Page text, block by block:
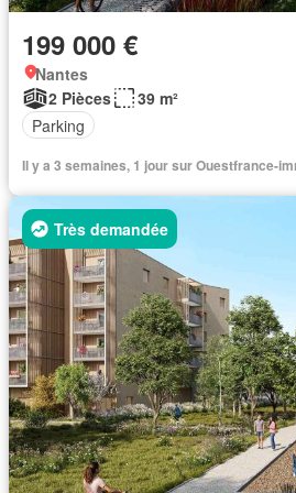
199 000 €
Nantes
2 Pièces
39 m²
Parking
Il y a 3 semaines, 1 jour sur Ouestfrance-
Très demandée